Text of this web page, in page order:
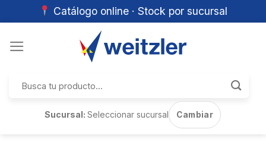
Catálogo online · Stock por sucursal
por:
Sucursal:Seleccionar sucursal Cambiar